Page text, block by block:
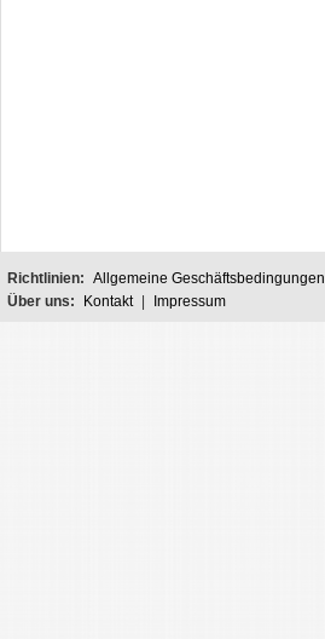
Richtlinien: Allgemeine Geschäftsbedingungen
Über uns:
Kontakt Impressum